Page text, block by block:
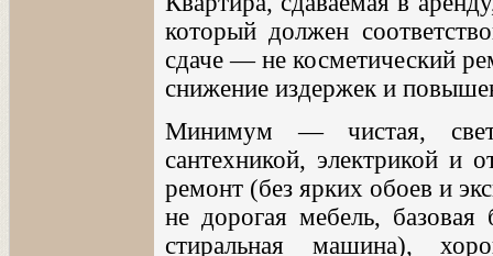
который должен
сдаче — не косметический
снижение издержек и
Минимум — чистая,
сантехникой, электрикой
ремонт (без ярких обоев и
не дорогая мебель, базовая
стиральная машина),